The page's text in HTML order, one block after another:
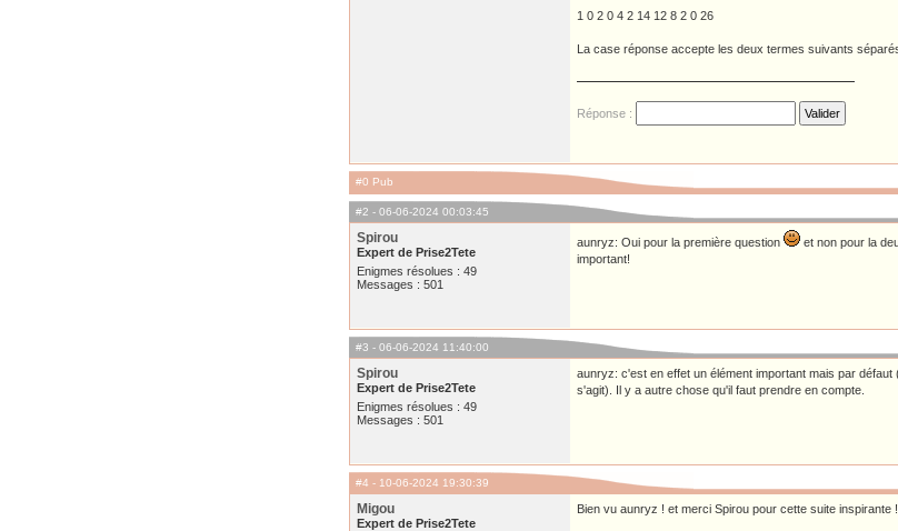
1 0 2 0 4 2 14 12 8 2 0 26
La case réponse accepte les deux termes suivants
Réponse :
#0 Pub
#2 - 06-06-2024 00:03:45
Spirou
Expert de Prise2Tete
Enigmes résolues : 49
Messages : 501
aunryz: Oui pour la première question
et non pour la
important!
#3 - 06-06-2024 11:40:00
Spirou
Expert de Prise2Tete
Enigmes résolues : 49
Messages : 501
aunryz: c'est en effet un élément important mais par
s'agit). Il y a autre chose qu'il faut prendre en compte.
#4 - 10-06-2024 19:30:39
Migou
Expert de Prise2Tete
Bien vu aunryz ! et merci Spirou pour cette suite inspirante !